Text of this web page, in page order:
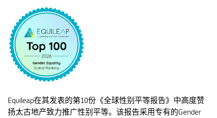
Equileap在其发表的第10份《全球性别平等报告》中高度赞
扬太古地产致力推广性别平等。该报告采用专有的Gender